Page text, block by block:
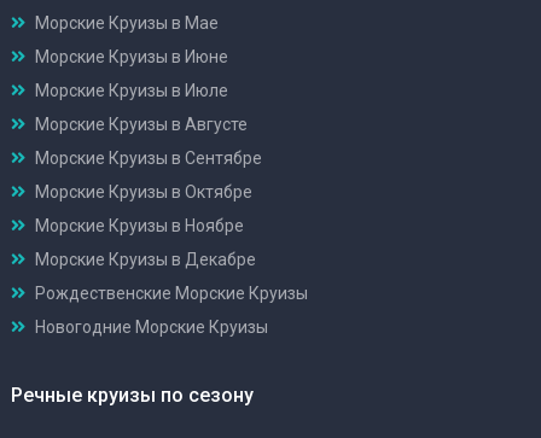
Морские Круизы в Мае
Морские Круизы в Июне
Морские Круизы в Июле
Морские Круизы в Августе
Морские Круизы в Сентябре
Морские Круизы в Октябре
Морские Круизы в Ноябре
Морские Круизы в Декабре
Рождественские Морские Круизы
Новогодние Морские Круизы
Речные круизы по сезону